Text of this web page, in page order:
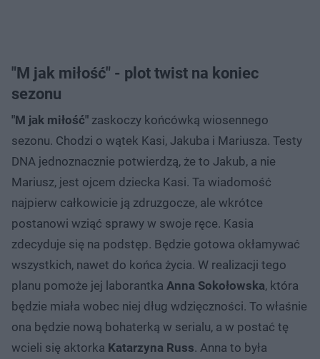
"M jak miłość" - plot twist na koniec
sezonu
"M jak miłość" zaskoczy końcówką wiosennego
sezonu. Chodzi o wątek Kasi, Jakuba i Mariusza. Testy
DNA jednoznacznie potwierdzą, że to Jakub, a nie
Mariusz, jest ojcem dziecka Kasi. Ta wiadomość
najpierw całkowicie ją zdruzgocze, ale wkrótce
postanowi wziąć sprawy w swoje ręce. Kasia
zdecyduje się na podstęp. Będzie gotowa okłamywać
wszystkich, nawet do końca życia. W realizacji tego
planu pomoże jej laborantka Anna Sokołowska, która
będzie miała wobec niej dług wdzięczności. To właśnie
ona będzie nową bohaterką w serialu, a w postać tę
wcieli się aktorka Katarzyna Russ. Anna to była